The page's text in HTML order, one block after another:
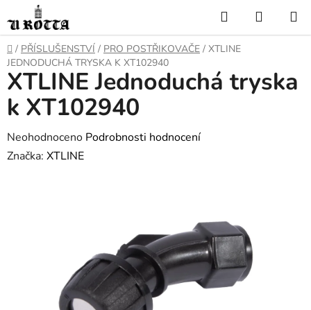
na
obsah
Hledat
KOŠÍK
DOMŮ
/ PŘÍSLUŠENSTVÍ / PRO POSTŘIKOVAČE / XTLINE
JEDNODUCHÁ TRYSKA K XT102940
XTLINE Jednoduchá tryska
k XT102940
Průměrné
hodnocení
Neohodnoceno Podrobnosti hodnocení
Značka: XTLINE